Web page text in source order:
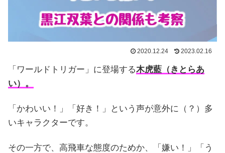
2020.12.24 2023.02.16
「ワールドトリガー」に登場する木虎藍（きとらあ
い）。
「かわいい！」「好き！」という声が意外に（？）多
いキャラクターです。
その一方で、高飛車な態度のためか、「嫌い！」「う